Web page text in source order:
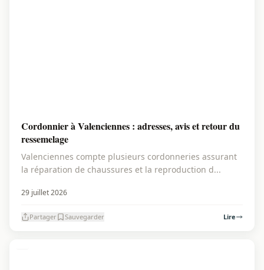
Cordonnier à Valenciennes : adresses, avis et retour du
ressemelage
Valenciennes compte plusieurs cordonneries assurant
la réparation de chaussures et la reproduction d...
29 juillet 2026
Partager Sauvegarder Lire